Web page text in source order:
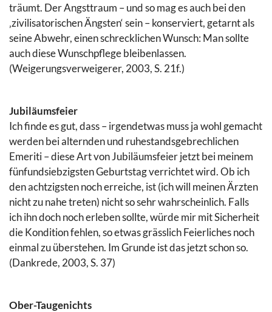
träumt. Der Angsttraum – und so mag es auch bei den
‚zivilisatorischen Ängsten‘ sein – konserviert, getarnt als
seine Abwehr, einen schrecklichen Wunsch: Man sollte
auch diese Wunschpflege bleibenlassen.
(Weigerungsverweigerer, 2003, S. 21f.)
Jubiläumsfeier
Ich finde es gut, dass – irgendetwas muss ja wohl gemacht
werden bei alternden und ruhestandsgebrechlichen
Emeriti – diese Art von Jubiläumsfeier jetzt bei meinem
fünfundsiebzigsten Geburtstag verrichtet wird. Ob ich
den achtzigsten noch erreiche, ist (ich will meinen Ärzten
nicht zu nahe treten) nicht so sehr wahrscheinlich. Falls
ich ihn doch noch erleben sollte, würde mir mit Sicherheit
die Kondition fehlen, so etwas grässlich Feierliches noch
einmal zu überstehen. Im Grunde ist das jetzt schon so.
(Dankrede, 2003, S. 37)
Ober-Taugenichts